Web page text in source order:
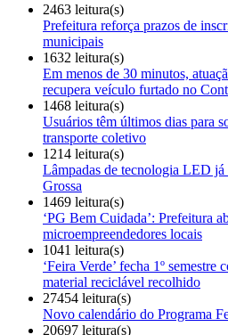
2463 leitura(s)
Prefeitura reforça prazos de
municipais
1632 leitura(s)
Em menos de 30 minutos,
recupera veículo furtado no
1468 leitura(s)
Usuários têm últimos dias para
transporte coletivo
1214 leitura(s)
Lâmpadas de tecnologia LED já
Grossa
1469 leitura(s)
‘PG Bem Cuidada’: Prefeitura
microempreendedores locais
1041 leitura(s)
‘Feira Verde’ fecha 1º semestre
material reciclável recolhido
27454 leitura(s)
Novo calendário do Programa
20697 leitura(s)